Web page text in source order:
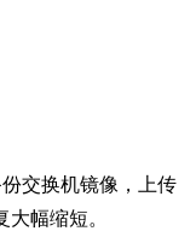
交换机镜像，上传
幅缩短。